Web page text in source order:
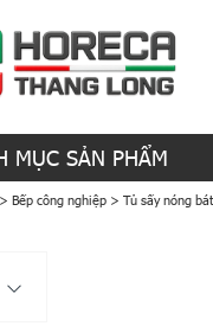
MỤC SẢN PHẨM
> Bếp công nghiệp > Tủ sấy nóng